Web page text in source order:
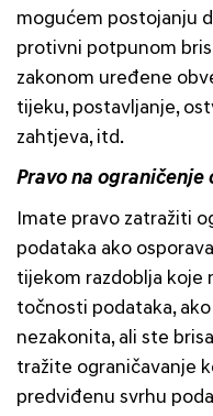
mogućem postojanju
protivni potpunom
zakonom uređene
tijeku, postavljanje,
zahtjeva, itd.
Pravo na ograničenje
Imate pravo zatražiti
podataka ako
tijekom razdoblja koje
točnosti podataka,
nezakonita, ali ste
tražite ograničavanje
predviđenu svrhu